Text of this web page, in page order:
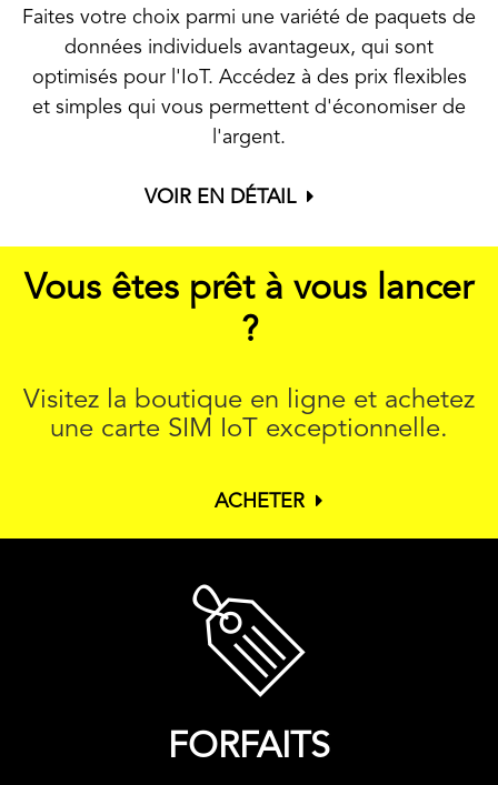
Faites votre choix parmi une variété de paquets de
données individuels avantageux, qui sont
optimisés pour l'IoT. Accédez à des prix flexibles
et simples qui vous permettent d'économiser de
l'argent.
VOIR EN DÉTAIL
Vous êtes prêt à vous lancer
?
Visitez la boutique en ligne et achetez
une carte SIM IoT exceptionnelle.
ACHETER
FORFAITS